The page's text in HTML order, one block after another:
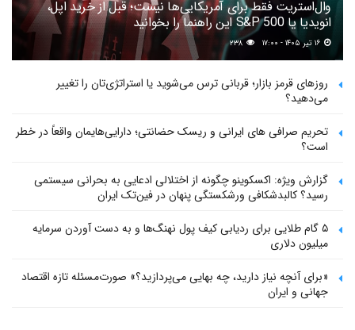
وال‌استریت فقط برای آمریکایی‌ها نیست؛ قبل از خرید اپل،
انویدیا یا S&P 500 این راهنما را بخوانید
۲۳۸
روزهای قرمز بازار؛ قربانی ترس می‌شوید یا استراتژی‌تان را تغییر
می‌دهید؟
تحریم صرافی های ایرانی و ریسک حضانتی؛ دارایی‌هایمان واقعاً در خطر
است؟
گزارش ویژه: اکسکوینو چگونه از اختلالی ادعایی به بحرانی سیستمی
رسید؟ کالبدشکافی ورشکستگی پنهان در فین‌تک ایران
۵ گام طلایی برای ردیابی کیف پول‌ نهنگ‌ها و به دست آوردن سرمایه
میلیون دلاری
«برای آنچه نیاز دارید، چه بهایی می‌پردازید؟» صورت‌مسئله تازه اقتصاد
جهانی و ایران